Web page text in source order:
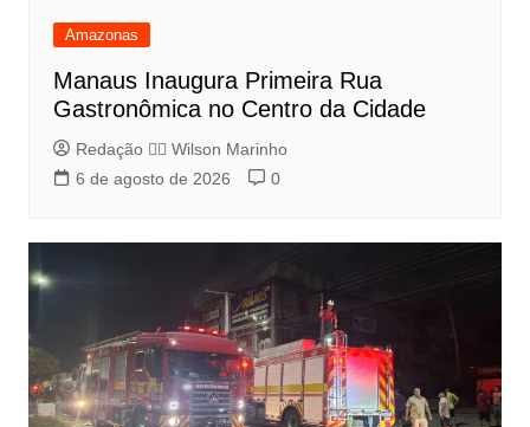
Amazonas
Manaus Inaugura Primeira Rua
Gastronômica no Centro da Cidade
Redação 👨‍⚖️​ Wilson Marinho
6 de agosto de 2026
0